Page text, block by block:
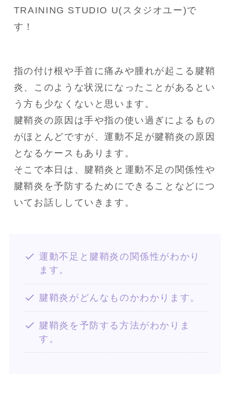
TRAINING STUDIO U(スタジオユー)で
す！
指の付け根や手首に痛みや腫れが起こる腱鞘
炎、このような状況になったことがあるとい
う方も少なくないと思います。
腱鞘炎の原因は手や指の使い過ぎによるもの
がほとんどですが、運動不足が腱鞘炎の原因
となるケースもあります。
そこで本日は、腱鞘炎と運動不足の関係性や
腱鞘炎を予防するためにできることなどにつ
いてお話ししていきます。
運動不足と腱鞘炎の関係性がわかり
ます。
腱鞘炎がどんなものかわかります。
腱鞘炎を予防する方法がわかりま
す。